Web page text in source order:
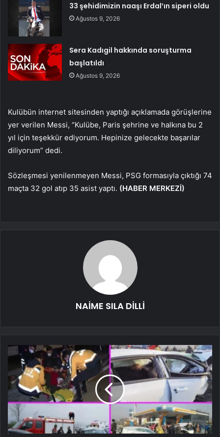
33 şehidimizin naaşı Erdal’ın siperi oldu
Ağustos 9, 2026
Sera Kadıgil hakkında soruşturma
başlatıldı
Ağustos 9, 2026
Kulübün internet sitesinden yaptığı açıklamada görüşlerine
yer verilen Messi, “Kulübe, Paris şehrine ve halkına bu 2
yıl için teşekkür ediyorum. Hepinize gelecekte başarılar
diliyorum” dedi.
Sözleşmesi yenilenmeyen Messi, PSG formasıyla çıktığı 74
maçta 32 gol atıp 35 asist yaptı. (HABER MERKEZİ)
NAİME SILA DİLLİ